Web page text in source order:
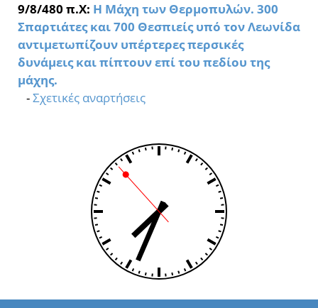
9/8/480 π.Χ: Η Μάχη των Θερμοπυλών. 300
Σπαρτιάτες και 700 Θεσπιείς υπό τον Λεωνίδα
αντιμετωπίζουν υπέρτερες περσικές
δυνάμεις και πίπτουν επί του πεδίου της
μάχης.
-Σχετικές αναρτήσεις